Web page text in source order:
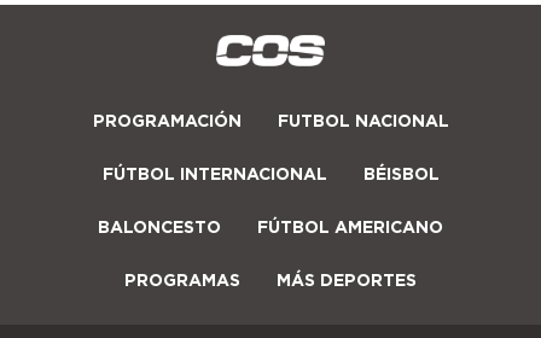
PROGRAMACIÓN FUTBOL NACIONAL
FÚTBOL INTERNACIONAL BÉISBOL
BALONCESTO FÚTBOL AMERICANO
PROGRAMAS MÁS DEPORTES